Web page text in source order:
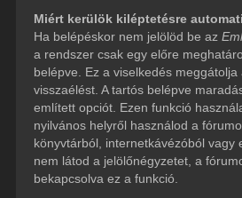
Miért kerülök kiléptetésre
Ha belépéskor nem jelölöd be az
a rendszer csak egy előre
belépve. Ez a viselkedés
visszaélést. A tartós belépve
említett opciót. Ezen funkció
nyilvános helyről használod a
könyvtárból, internetkávézóból vagy
nem látod a jelölőnégyzetet, a
bekapcsolva ez a funkció.